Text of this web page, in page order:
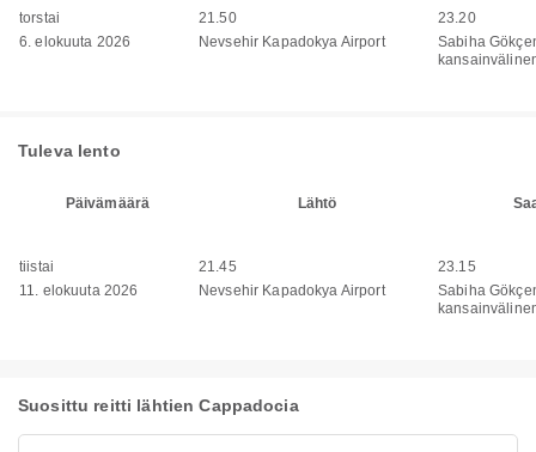
torstai
6. elokuuta 2026
21.50
Nevsehir Kapadokya Airport
23.20
Sabiha
Tuleva lento
Päivämäärä Lähtö
tiistai
11. elokuuta 2026
21.45
Nevsehir Kapadokya Airport
23.15
Sabiha
Suosittu reitti lähtien Cappadocia